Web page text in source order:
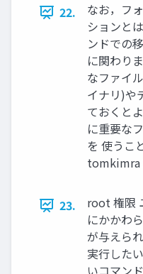
22.
なお，フ
ションと
ンドでの
に関わり
なファイ
イナリ)や
ておくと
に重要な
を 使うこ
tomkimra
23.
root 権限
にかかわ
が与えら
実行した